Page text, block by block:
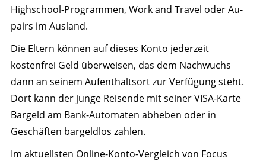
Highschool-Programmen, Work and Travel oder Au-
pairs im Ausland.
Die Eltern können auf dieses Konto jederzeit
kostenfrei Geld überweisen, das dem Nachwuchs
dann an seinem Aufenthaltsort zur Verfügung steht.
Dort kann der junge Reisende mit seiner VISA-Karte
Bargeld am Bank-Automaten abheben oder in
Geschäften bargeldlos zahlen.
Im aktuellsten Online-Konto-Vergleich von Focus